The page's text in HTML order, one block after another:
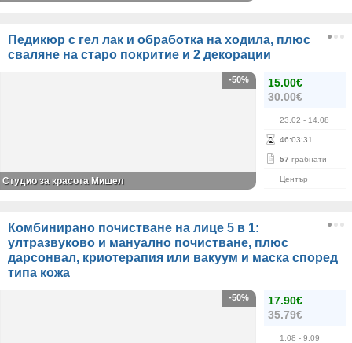
Педикюр с гел лак и обработка на ходила, плюс
сваляне на старо покритие и 2 декорации
15.00€
30.00€
23.02 - 14.08
46:03:31
57 грабнати
Център
-50%
Студио за красота Мишел
Комбинирано почистване на лице 5 в 1:
ултразвуково и мануално почистване, плюс
дарсонвал, криотерапия или вакуум и маска според
типа кожа
17.90€
35.79€
1.08 - 9.09
-50%